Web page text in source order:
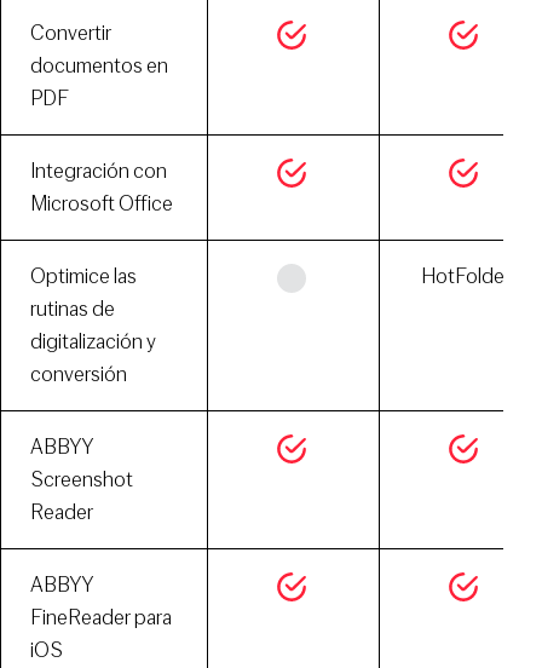
Convertir
documentos en
PDF
Integración con
Microsoft Office
Optimice las
rutinas de
digitalización y
conversión
HotFolder
ABBYY
Screenshot
Reader
ABBYY
FineReader para
iOS